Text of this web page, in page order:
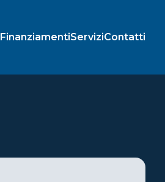
FinanziamentiServiziContatti